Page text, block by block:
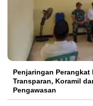
Penjaringan
Transparan, Koramil
Pengawasan